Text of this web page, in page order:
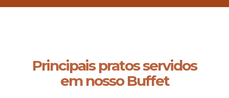
Principais pratos servidos
em nosso Buffet